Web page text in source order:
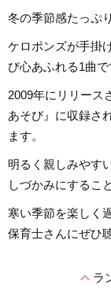
冬の季節感たっぷ
ケロポンズが手掛
び心あふれる1曲で
2009年にリリース
あそび』に収録さ
ます。
明るく親しみやす
しづかみにするこ
寒い季節を楽しく
保育士さんにぜひ
expand_lessラ